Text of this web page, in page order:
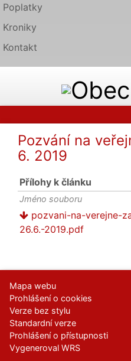
Poplatky
Kroniky
Kontakt
Pozvání na
6. 2019
Přílohy k článku
Jméno souboru
pozvani-na-verejne-
26.6.-2019.pdf
Mapa webu
Prohlášení o cookies
Verze bez stylu
Standardní verze
Prohlášení o přístupnosti
Vygeneroval WRS